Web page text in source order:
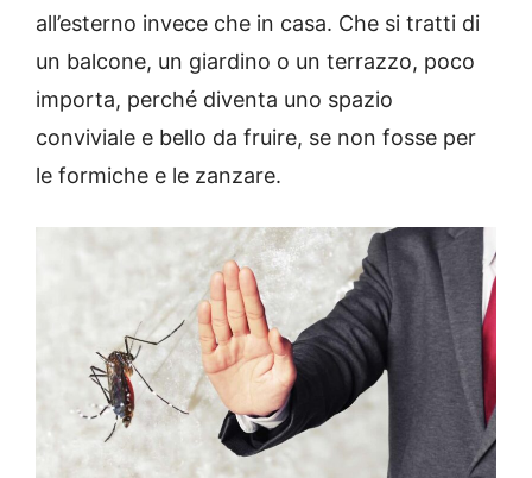
all’esterno invece che in casa. Che si tratti di
un balcone, un giardino o un terrazzo, poco
importa, perché diventa uno spazio
conviviale e bello da fruire, se non fosse per
le formiche e le zanzare.